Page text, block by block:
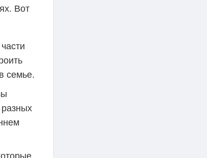
Вот
семье.
разных